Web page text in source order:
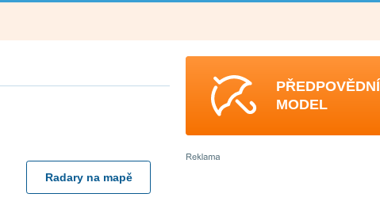
Radary na mapě
PŘEDPOVĚDNÍ
MODEL